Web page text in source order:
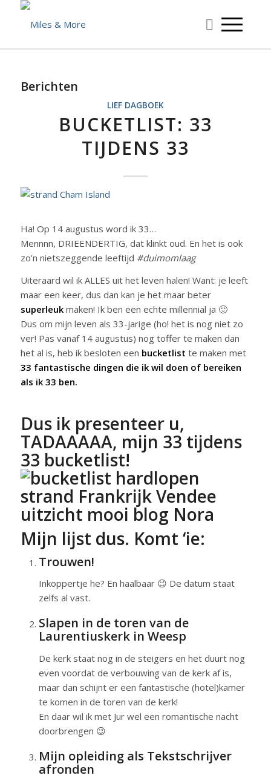
Berichten
LIEF DAGBOEK
BUCKETLIST: 33
TIJDENS 33
Ha! Op 14 augustus word ik 33…
Mennnn, DRIEENDERTIG, dat klinkt oud. En het is ook
zo’n nietszeggende leeftijd #duimomlaag
Uiteraard wil ik ALLES uit het leven halen! Want: je leeft
maar een keer, dus dan kan je het maar beter
superleukmaken! Ik ben een echte millennial ja 🙂
Dus om mijn leven als 33-jarige (ho! het is nog niet zo
ver! Pas vanaf 14 augustus) nog toffer te maken dan
het al is, heb ik besloten een bucketlist te maken met
33 fantastische dingen die ik wil doen of bereiken
als ik 33 ben.
Dus ik presenteer u,
TADAAAAA, mijn 33 tijdens
33 bucketlist!
Mijn lijst dus. Komt ‘ie:
Trouwen!
Inkoppertje he? En haalbaar 😉 De datum staat
zelfs al vast.
Slapen in de toren van de
Laurentiuskerk in Weesp
De kerk staat nog in de steigers en het duurt nog
even voordat de verbouwing van de kerk af is,
maar dan schijnt er een fantastische (hotel)kamer
te komen in de toren van de kerk!
En daar wil ik met Jur wel een romantische nacht
doorbrengen 😉
Mijn opleiding als Tekstschrijver
afronden